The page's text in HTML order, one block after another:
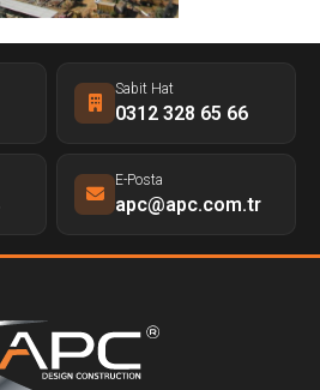
Sabit Hat
0312 328 65 66
E-Posta
apc@apc.com.tr